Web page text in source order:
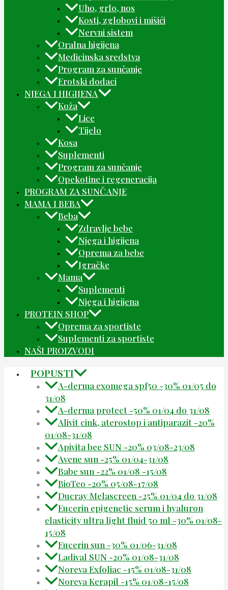
Uho, grlo, nos
Kosti, zglobovi i mišići
Nervni sistem
Oralna higijena
Medicinska sredstva
Program za sunčanje
Erotski dodaci
NJEGA I HIGIJENA
Koža
Lice
Tijelo
Kosa
Suplementi
Program za sunčanje
Opekotine i regeneracija
PROGRAM ZA SUNČANJE
MAMA I BEBA
Beba
Zdravlje bebe
Njega i higijena
Oprema za bebe
Igračke
Mama
Suplementi
Njega i higijena
PROTEIN SHOP
Oprema za sportiste
Suplementi za sportiste
NAŠI PROIZVODI
POPUSTI
A-derma exomega spf50 -30% 01/05 do
31/08
A-derma protect -50% 01/04 do 31/08
Alivit cink, aterostop i antiparazit -20%
01/08-31/08
Apivita bee SUN -20% 03/08-23/08
Avene sun -25% 01/04-31/08
Babe sun -22% 01/08 -15/08
BioTeo -20% 05/08-17/08
Ducray Melascreen -25% 01/04 do 31/08
Eucerin epigenetic serum i hyaluron
elasticity ultra light fluid 50 ml -30% 01/08-
15/08
Eucerin sun -30% 01/06-31/08
Ladival SUN -20% 01/08-31/08
Noreva Exfoliac -15% 01/08-31/08
Noreva Kerapil -15% 01/08-15/08